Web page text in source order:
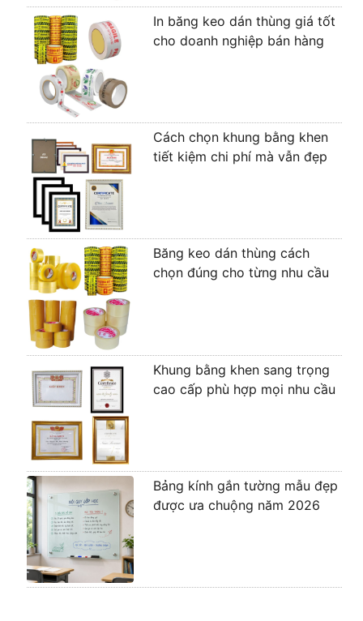
In băng keo dán thùng giá tốt
cho doanh nghiệp bán hàng
Cách chọn khung bằng khen
tiết kiệm chi phí mà vẫn đẹp
Băng keo dán thùng cách
chọn đúng cho từng nhu cầu
Khung bằng khen sang trọng
cao cấp phù hợp mọi nhu cầu
Bảng kính gắn tường mẫu đẹp
được ưa chuộng năm 2026